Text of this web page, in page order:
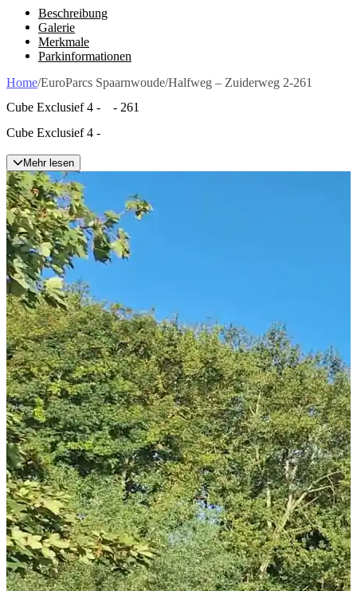
Beschreibung
Galerie
Merkmale
Parkinformationen
Home/EuroParcs Spaarnwoude/Halfweg – Zuiderweg 2-261
Cube Exclusief 4 - - 261
Cube Exclusief 4 -
Mehr lesen